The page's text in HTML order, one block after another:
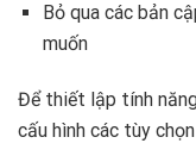
Bỏ qua các bản
muốn
Để thiết lập tính
cấu hình các tùy